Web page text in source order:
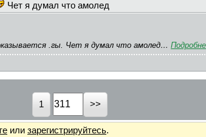
Чет я думал что амолед
.гы. Чет я думал что амолед…
1
или зарегистрируйтесь.